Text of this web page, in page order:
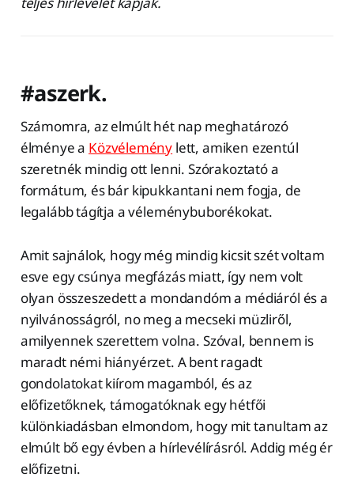
#aszerk.
Számomra, az elmúlt hét nap meghatározó
élménye a Közvélemény lett, amiken ezentúl
szeretnék mindig ott lenni. Szórakoztató a
formátum, és bár kipukkantani nem fogja, de
legalább tágítja a véleménybuborékokat.
Amit sajnálok, hogy még mindig kicsit szét voltam
esve egy csúnya megfázás miatt, így nem volt
olyan összeszedett a mondandóm a médiáról és a
nyilvánosságról, no meg a mecseki müzliről,
amilyennek szerettem volna. Szóval, bennem is
maradt némi hiányérzet. A bent ragadt
gondolatokat kiírom magamból, és az
előfizetőknek, támogatóknak egy hétfői
különkiadásban elmondom, hogy mit tanultam az
elmúlt bő egy évben a hírlevélírásról. Addig még ér
előfizetni.